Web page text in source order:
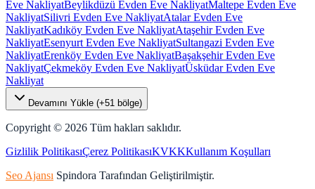
Eve NakliyatBeylikdüzü Evden Eve NakliyatMaltepe Evden Eve
NakliyatSilivri Evden Eve NakliyatAtalar Evden Eve
NakliyatKadıköy Evden Eve NakliyatAtaşehir Evden Eve
NakliyatEsenyurt Evden Eve NakliyatSultangazi Evden Eve
NakliyatErenköy Evden Eve NakliyatBaşakşehir Evden Eve
NakliyatÇekmeköy Evden Eve NakliyatÜsküdar Evden Eve
Nakliyat
Devamını Yükle (+51 bölge)
Copyright © 2026 Tüm hakları saklıdır.
Gizlilik PolitikasıÇerez PolitikasıKVKKKullanım Koşulları
Seo Ajansı Spindora Tarafından Geliştirilmiştir.